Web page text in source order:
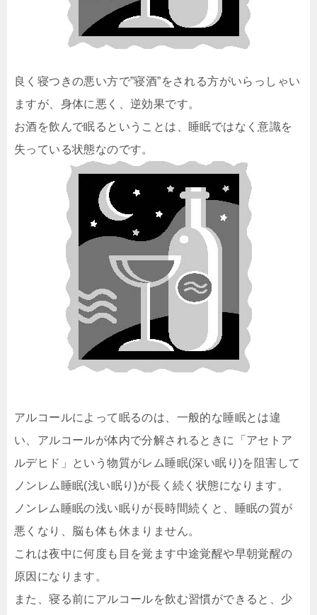
良く寝つきの悪い方で”寝酒”をされる方がいらっしゃい
ますが、身体に悪く、逆効果です。
お酒を飲んで眠るということは、睡眠ではなく意識を
失っている状態なのです。
アルコールによって眠るのは、一般的な睡眠とは違
い、アルコールが体内で分解されるときに「アセトア
ルデヒド」という物質がレム睡眠(深い眠り)を阻害して
ノンレム睡眠(浅い眠り)が長く続く状態になります。
ノンレム睡眠の浅い眠りが長時間続くと、睡眠の質が
悪くなり、脳も体も休まりません。
これは夜中に何度も目を覚ます中途覚醒や早朝覚醒の
原因になります。
また、寝る前にアルコールを飲む習慣ができると、少